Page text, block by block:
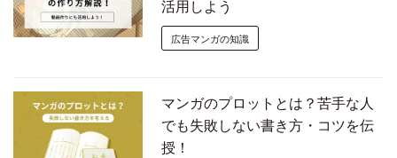
活用しよう
広告マンガの知識
マンガのプロットとは？苦手な人
でも失敗しない書き方・コツを伝
授！